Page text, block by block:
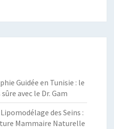
Guidée en Tunisie : le
avec le Dr. Gam
des Seins :
Mammaire Naturelle